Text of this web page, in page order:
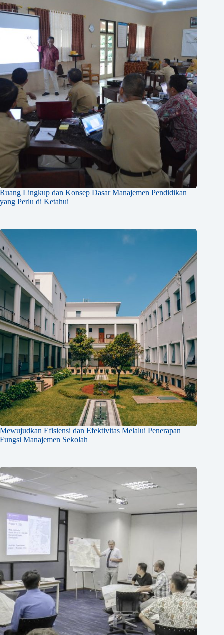
Ruang Lingkup dan Konsep Dasar Manajemen Pendidikan
yang Perlu di Ketahui
Mewujudkan Efisiensi dan Efektivitas Melalui Penerapan
Fungsi Manajemen Sekolah